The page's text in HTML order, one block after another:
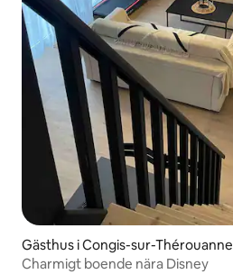
Gästhus i Congis-sur-Thérouanne
Charmigt boende nära Disney